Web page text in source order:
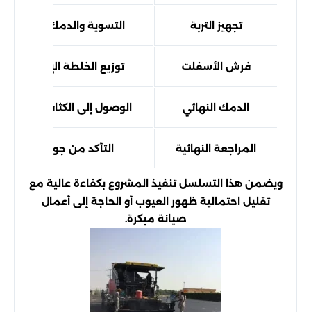
تجهيز التربة التسوية والدمك وإعداد
فرش الأسفلت توزيع الخلطة الإسفلتية
الدمك النهائي الوصول إلى الكثافة
المراجعة النهائية التأكد من جودة
ويضمن هذا التسلسل تنفيذ المشروع بكفاءة عالية مع
تقليل احتمالية ظهور العيوب أو الحاجة إلى أعمال
صيانة مبكرة.